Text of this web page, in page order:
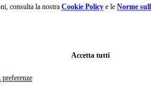
consulta la nostra Cookie Policy e le Norme
Accetta tutti
preferenze